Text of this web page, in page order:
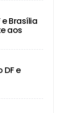
e Brasília
aos
e